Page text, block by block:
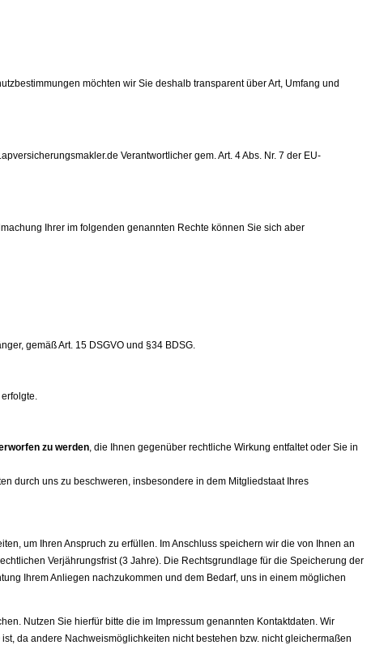
möchten wir Sie deshalb transparent über Art, Umfang und
Verantwortlicher gem. Art. 4 Abs. Nr. 7 der EU-
Ihrer im folgenden genannten Rechte können Sie sich aber
gemäß Art. 15 DSGVO und §34 BDSG.
zu werden, die Ihnen gegenüber rechtliche Wirkung entfaltet oder Sie in
durch uns zu beschweren, insbesondere in dem Mitgliedstaat Ihres
um Ihren Anspruch zu erfüllen. Im Anschluss speichern wir die von Ihnen an
Verjährungsfrist (3 Jahre). Die Rechtsgrundlage für die Speicherung der
Ihrem Anliegen nachzukommen und dem Bedarf, uns in einem möglichen
Nutzen Sie hierfür bitte die im Impressum genannten Kontaktdaten. Wir
da andere Nachweismöglichkeiten nicht bestehen bzw. nicht gleichermaßen